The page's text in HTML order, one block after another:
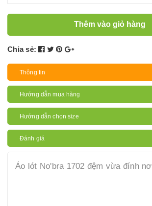
Thêm vào giỏ hàng
Chia sẻ:
Thông tin
Hướng dẫn mua hàng
Hướng dẫn chọn size
Đánh giá
Áo lót No'bra 1702 đệm vừa đính nơ